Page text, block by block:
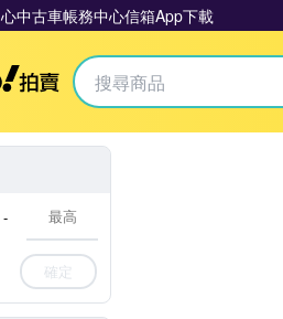
中古車帳務中心信箱App下載
Yahoo拍賣
-
確定